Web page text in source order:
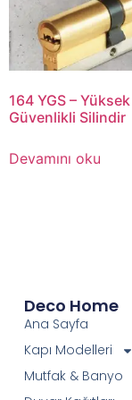
164 YGS – Yüksek
Güvenlikli Silindir
Devamını oku
Deco Home
Ana Sayfa
Kapı Modelleri
Mutfak & Banyo